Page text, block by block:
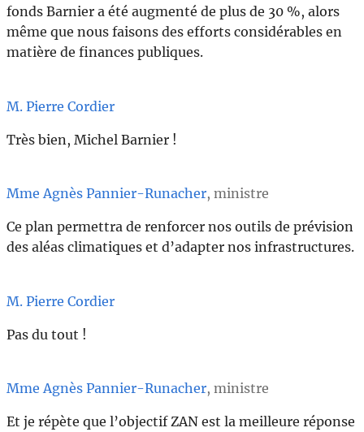
fonds Barnier a été augmenté de plus de 30 %, alors
même que nous faisons des efforts considérables en
matière de finances publiques.
M. Pierre Cordier
Très bien, Michel Barnier !
Mme Agnès Pannier-Runacher, ministre
Ce plan permettra de renforcer nos outils de prévision
des aléas climatiques et d’adapter nos infrastructures.
M. Pierre Cordier
Pas du tout !
Mme Agnès Pannier-Runacher, ministre
Et je répète que l’objectif ZAN est la meilleure réponse